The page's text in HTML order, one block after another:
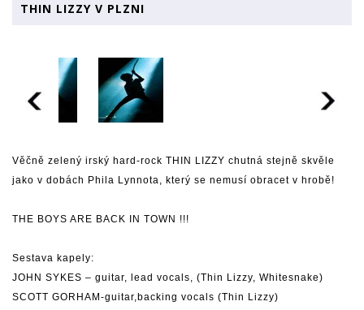
THIN LIZZY V PLZNI
Věčně zelený irský hard-rock THIN LIZZY chutná stejně skvěle
jako v dobách Phila Lynnota, který se nemusí obracet v hrobě!
THE BOYS ARE BACK IN TOWN !!!
Sestava kapely:
JOHN SYKES – guitar, lead vocals, (Thin Lizzy, Whitesnake)
SCOTT GORHAM-guitar,backing vocals (Thin Lizzy)